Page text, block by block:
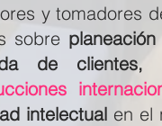
y tomadores
sobre
de clientes,
intelectualen el